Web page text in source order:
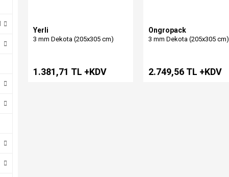
Yerli
3 mm Dekota (205x305 cm)
1.381,71 TL +KDV
Ongropack
3 mm Dekota (205x305 cm)
2.749,56 TL +KDV